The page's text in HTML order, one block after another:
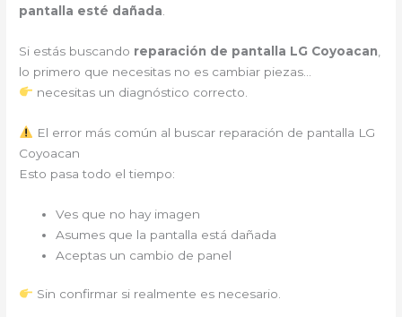
pantalla esté dañada
Si estás buscando reparación de pantalla LG Coyoacan
lo primero que necesitas no es cambiar piezas…
necesitas un diagnóstico correcto.
El error más común al buscar reparación de pantalla LG
Coyoacan
Esto pasa todo el tiempo:
Ves que no hay imagen
Asumes que la pantalla está dañada
Aceptas un cambio de panel
Sin confirmar si realmente es necesario.